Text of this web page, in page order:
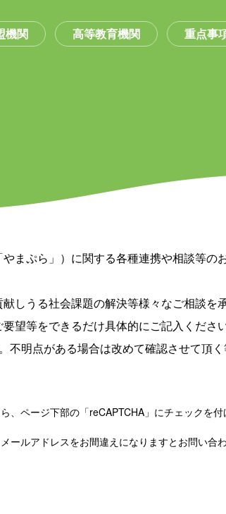
機関 高等教育機関 重点事
まぷら」）に関する各種連携や相談等の
しうる社会課題の解決等様々なご相談を
望等をできるだけ具体的にご記入くださ
不明点がある場合は改めて確認させて頂
、ページ下部の「reCAPTCHA」にチェックを
ールアドレスをお間違えになりますとお問い合